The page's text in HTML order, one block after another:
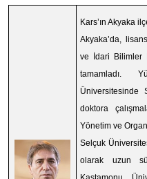
Kars’ın Akyaka
Akyaka’da,
ve İdari Bilimler
tamamladı.
Üniversitesinde
doktora
Yönetim ve
Selçuk
olarak uzun